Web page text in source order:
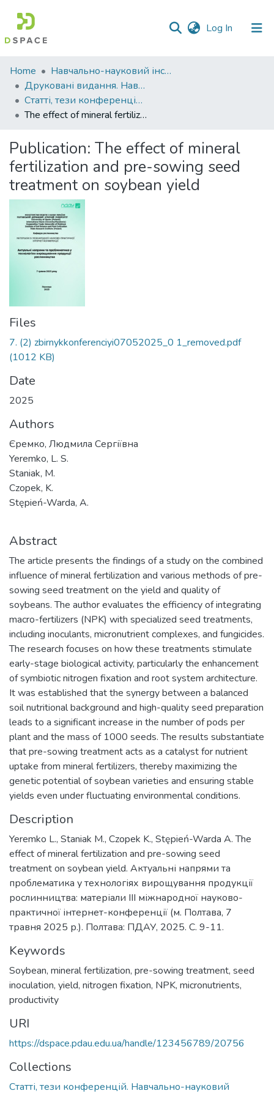
Log In (current)
Communities
&
Collections
Statistics
Home
Навчально-науковий інститут агротехнологій, селекції та екології
Друковані видання. Навчально-науковий інститут агротехнологій, селекції та екології
Статті, тези конференцій. Навчально-науковий інститут агротехнологій, селекції та екології
The effect of mineral fertilization and pre-sowing seed treatment on soybean yield
Publication: The effect of mineral
fertilization and pre-sowing seed
treatment on soybean yield
Files
7. (2) zbirnykkonferenciyi07052025_0 1_removed.pdf
(1012 KB)
Date
2025
Authors
Єремко, Людмила Сергіївна
Yeremko, L. S.
Staniak, M.
Czopek, K.
Stępień-Warda, A.
Abstract
The article presents the findings of a study on the combined
influence of mineral fertilization and various methods of pre-
sowing seed treatment on the yield and quality of
soybeans. The author evaluates the efficiency of integrating
macro-fertilizers (NPK) with specialized seed treatments,
including inoculants, micronutrient complexes, and fungicides.
The research focuses on how these treatments stimulate
early-stage biological activity, particularly the enhancement
of symbiotic nitrogen fixation and root system architecture.
It was established that the synergy between a balanced
soil nutritional background and high-quality seed preparation
leads to a significant increase in the number of pods per
plant and the mass of 1000 seeds. The results substantiate
that pre-sowing treatment acts as a catalyst for nutrient
uptake from mineral fertilizers, thereby maximizing the
genetic potential of soybean varieties and ensuring stable
yields even under fluctuating environmental conditions.
Description
Yeremko L., Staniak M., Czopek K., Stępień-Warda A. The
effect of mineral fertilization and pre-sowing seed
treatment on soybean yield. Актуальні напрями та
проблематика у технологіях вирощування продукції
рослинництва: матеріали III міжнародної науково-
практичної інтернет-конференції (м. Полтава, 7
травня 2025 р.). Полтава: ПДАУ, 2025. С. 9-11.
Keywords
Soybean, mineral fertilization, pre-sowing treatment, seed
inoculation, yield, nitrogen fixation, NPK, micronutrients,
productivity
URI
https://dspace.pdau.edu.ua/handle/123456789/20756
Collections
Статті, тези конференцій. Навчально-науковий